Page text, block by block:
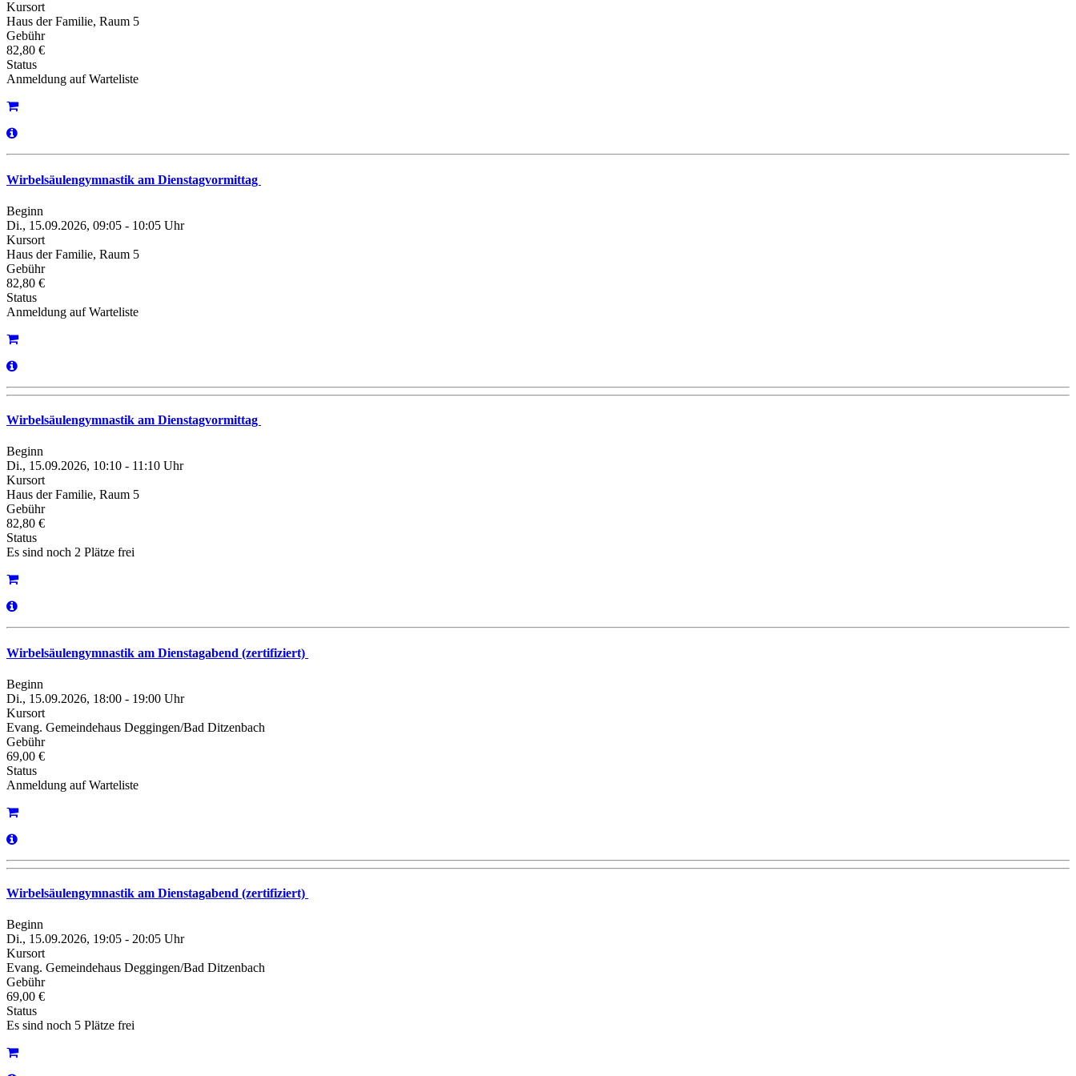
Kursort
Haus der Familie, Raum 5
Gebühr
82,80 €
Status
Anmeldung auf Warteliste
Wirbelsäulengymnastik am Dienstagvormittag
Beginn
Di., 15.09.2026, 09:05 - 10:05 Uhr
Kursort
Haus der Familie, Raum 5
Gebühr
82,80 €
Status
Anmeldung auf Warteliste
Wirbelsäulengymnastik am Dienstagvormittag
Beginn
Di., 15.09.2026, 10:10 - 11:10 Uhr
Kursort
Haus der Familie, Raum 5
Gebühr
82,80 €
Status
Es sind noch 2 Plätze frei
Wirbelsäulengymnastik am Dienstagabend (zertifiziert)
Beginn
Di., 15.09.2026, 18:00 - 19:00 Uhr
Kursort
Evang. Gemeindehaus Deggingen/Bad Ditzenbach
Gebühr
69,00 €
Status
Anmeldung auf Warteliste
Wirbelsäulengymnastik am Dienstagabend (zertifiziert)
Beginn
Di., 15.09.2026, 19:05 - 20:05 Uhr
Kursort
Evang. Gemeindehaus Deggingen/Bad Ditzenbach
Gebühr
69,00 €
Status
Es sind noch 5 Plätze frei